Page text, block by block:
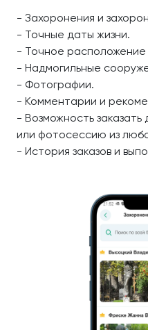
- Захоронения и
- Точные даты жизни.
- Точное расположение
- Надмогильные
- Фотографии.
- Комментарии и
- Возможность заказать
или фотосессию из
- История заказов и